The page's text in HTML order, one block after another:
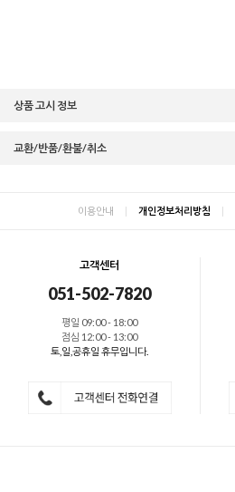
상품 고시 정보
교환/반품/환불/취소
이용안내 개인정보처리방침
고객센터
051-502-7820
평일 09:00 - 18:00
점심 12:00 - 13:00
토,일,공휴일 휴무입니다.